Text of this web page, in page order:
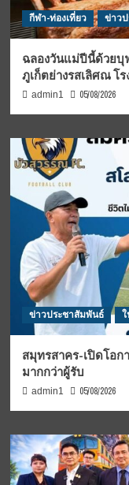
กีฬา-ท่องเที่ยว ข่าว
ฉลองวันแม่ปีนี้ด้วยบุ
ภูเก็ตย่างรสเลิศณ โ
admin1 05/08/2026
ข่าวประชาสัมพันธ์
สมุทรสาคร-เปิดโอก
มากกว่าผู้รับ
admin1 05/08/2026